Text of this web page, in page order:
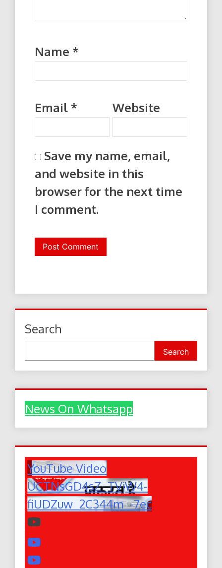
Name *
Email * Website
Save my name, email,
and website in this
browser for the next time
I comment.
Search
Search
News On Whatsapp
YouTube Video
UCTNsGD4sZ_TVjW4-
fiUDZuw_2C344m_-7ec